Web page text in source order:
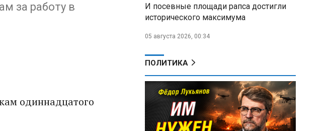
за работу в
одиннадцатого
И посевные площади рапса достигли
исторического максимума
05 августа 2026, 00:34
ПОЛИТИКА